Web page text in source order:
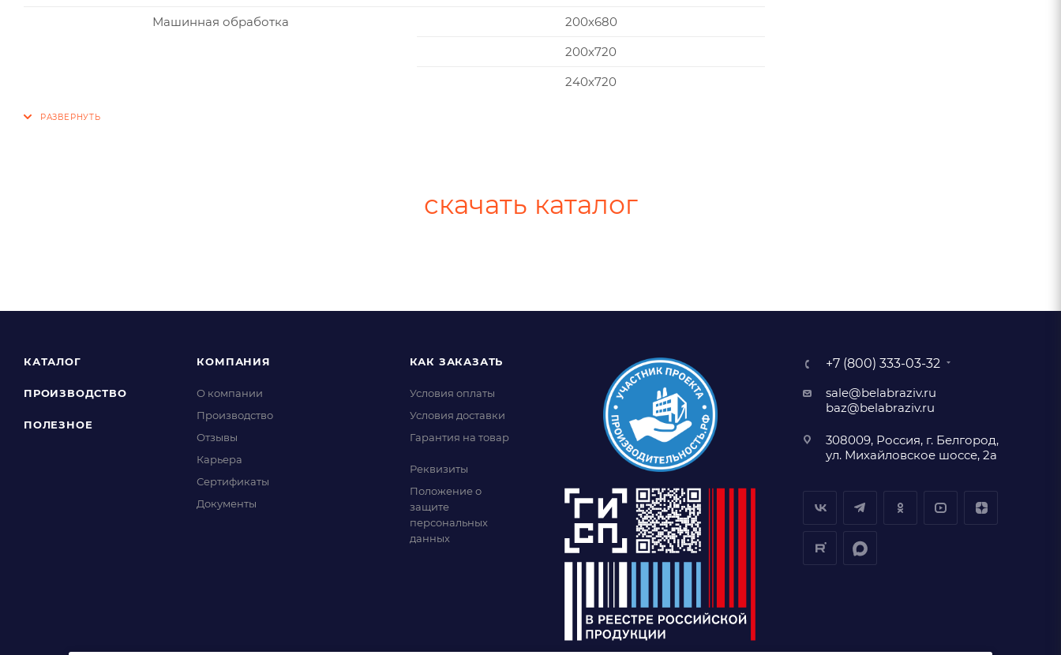
Машинная обработка
200х680
200х720
240х720
скачать каталог
КАТАЛОГ
ПРОИЗВОДСТВО
ПОЛЕЗНОЕ
КОМПАНИЯ
О компании
Производство
Отзывы
Карьера
Сертификаты
Документы
КАК ЗАКАЗАТЬ
Условия оплаты
Условия доставки
Гарантия на товар
Реквизиты
Положение о
защите
персональных
данных
+7 (800) 333-03-32
sale@belabraziv.ru
baz@belabraziv.ru
308009, Россия, г. Белгород,
ул. Михайловское шоссе, 2а